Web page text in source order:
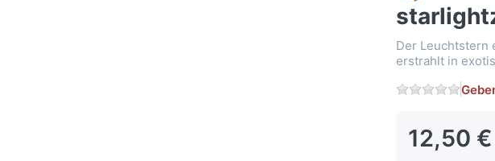
Der Leuchtstern
erstrahlt in
12,50 €